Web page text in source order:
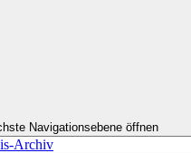
Navigationsebene öffnen
Archiv